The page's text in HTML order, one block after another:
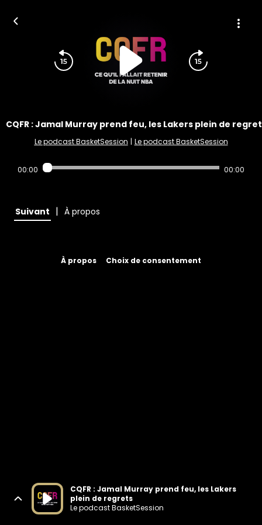
CQFR : Jamal Murray prend feu, les Lakers plein de
Le podcast BasketSession | Le podcast BasketSession
00:00 00:00
Suivant | À propos
À propos Choix de consentement
CQFR : Jamal Murray prend feu, les Lakers
plein de regrets
Le podcast BasketSession